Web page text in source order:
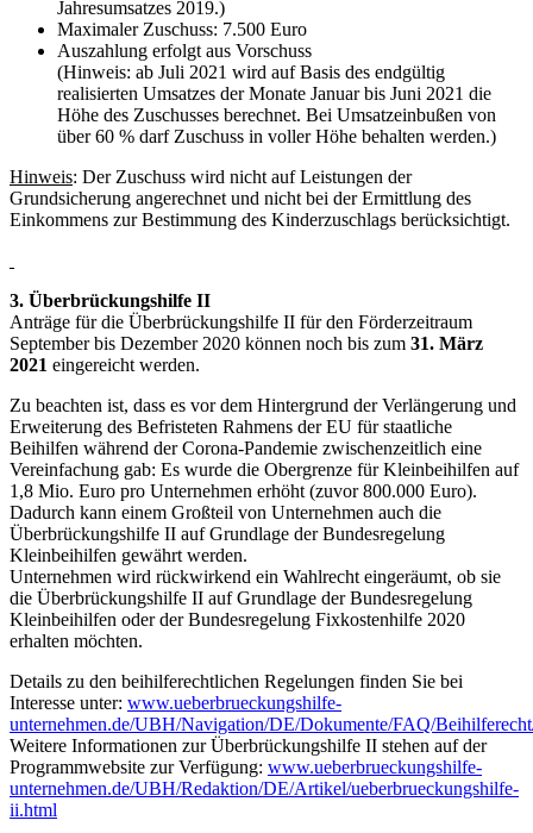
Jahresumsatzes 2019.)
Maximaler Zuschuss: 7.500 Euro
Auszahlung erfolgt aus Vorschuss
(Hinweis: ab Juli 2021 wird auf Basis des endgültig
realisierten Umsatzes der Monate Januar bis Juni 2021 die
Höhe des Zuschusses berechnet. Bei Umsatzeinbußen von
über 60 % darf Zuschuss in voller Höhe behalten werden.)
Hinweis: Der Zuschuss wird nicht auf Leistungen der
Grundsicherung angerechnet und nicht bei der Ermittlung des
Einkommens zur Bestimmung des Kinderzuschlags berücksichtigt.
3. Überbrückungshilfe II
Anträge für die Überbrückungshilfe II für den Förderzeitraum
September bis Dezember 2020 können noch bis zum 31. März
2021 eingereicht werden.
Zu beachten ist, dass es vor dem Hintergrund der Verlängerung und
Erweiterung des Befristeten Rahmens der EU für staatliche
Beihilfen während der Corona-Pandemie zwischenzeitlich eine
Vereinfachung gab: Es wurde die Obergrenze für Kleinbeihilfen auf
1,8 Mio. Euro pro Unternehmen erhöht (zuvor 800.000 Euro).
Dadurch kann einem Großteil von Unternehmen auch die
Überbrückungshilfe II auf Grundlage der Bundesregelung
Kleinbeihilfen gewährt werden.
Unternehmen wird rückwirkend ein Wahlrecht eingeräumt, ob sie
die Überbrückungshilfe II auf Grundlage der Bundesregelung
Kleinbeihilfen oder der Bundesregelung Fixkostenhilfe 2020
erhalten möchten.
Details zu den beihilferechtlichen Regelungen finden Sie bei
Interesse unter: www.ueberbrueckungshilfe-
unternehmen.de/UBH/Navigation/DE/Dokumente/FAQ/
Weitere Informationen zur Überbrückungshilfe II stehen auf der
Programmwebsite zur Verfügung: www.ueberbrueckungshilfe-
unternehmen.de/UBH/Redaktion/DE/Artikel/ueberbrueckungshilfe-
ii.html